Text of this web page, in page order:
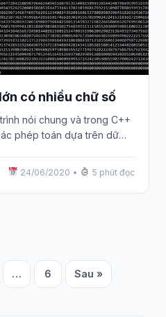
có nhiều chữ số
nói chung và trong C++
phép toán dựa trên dữ…
24/06/2020 • 5 phút đọc
Phân
trang
… 6 Sau »